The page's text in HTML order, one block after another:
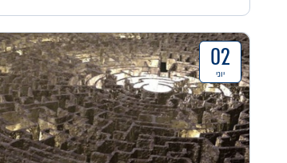
יצירתיות, אנרגיה וכיף.
02
יוני